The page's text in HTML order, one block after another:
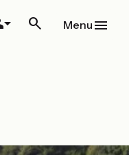
Menu